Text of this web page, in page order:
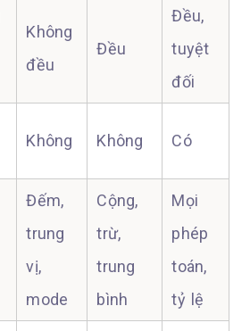
Không
đều
Đều
Đều,
tuyệt
đối
Không Không Có
Đếm,
trung
vị,
mode
Cộng,
trừ,
trung
bình
Mọi
phép
toán,
tỷ lệ